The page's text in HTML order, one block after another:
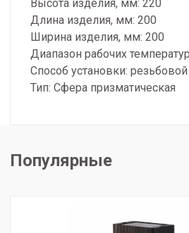
Высота изделия, мм: 220
Длина изделия, мм: 200
Ширина изделия, мм: 200
Диапазон рабочих
Способ установки: резьбовой
Тип: Сфера призматическая
Популярные